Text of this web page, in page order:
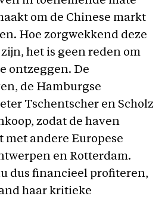
om de Chinese markt
Hoe zorgwekkend deze
het is geen reden om
ontzeggen. De
de Hamburgse
Tschentscher en Scholz
zodat de haven
andere Europese
en Rotterdam.
dus financieel profiteren,
haar kritieke